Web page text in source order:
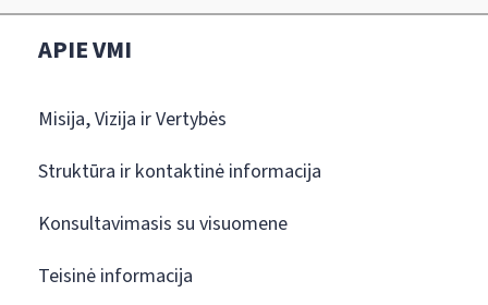
APIE VMI
Misija, Vizija ir Vertybės
Struktūra ir kontaktinė informacija
Konsultavimasis su visuomene
Teisinė informacija